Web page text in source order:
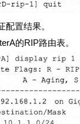
结果。
路由表。